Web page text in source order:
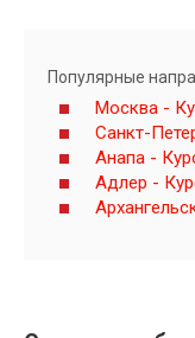
Популярные
Москва -
Санкт-
Анапа -
Адлер -